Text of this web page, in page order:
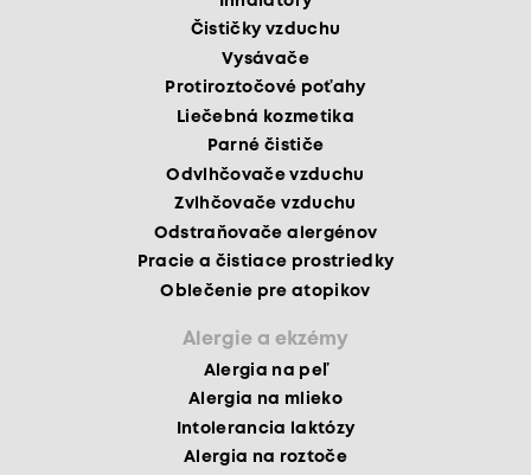
Čističky vzduchu
Vysávače
Protiroztočové poťahy
Liečebná kozmetika
Parné čističe
Odvlhčovače vzduchu
Zvlhčovače vzduchu
Odstraňovače alergénov
Pracie a čistiace prostriedky
Oblečenie pre atopikov
Alergie a ekzémy
Alergia na peľ
Alergia na mlieko
Intolerancia laktózy
Alergia na roztoče